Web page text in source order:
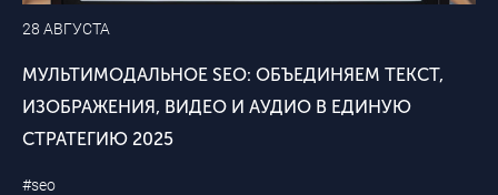
28 АВГУСТА
МУЛЬТИМОДАЛЬНОЕ SEO: ОБЪЕДИНЯЕМ ТЕКСТ,
ИЗОБРАЖЕНИЯ, ВИДЕО И АУДИО В ЕДИНУЮ
СТРАТЕГИЮ 2025
#seo